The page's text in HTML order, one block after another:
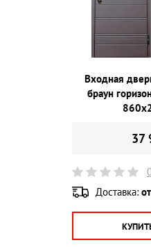
Входная
браун
37
Доставка: